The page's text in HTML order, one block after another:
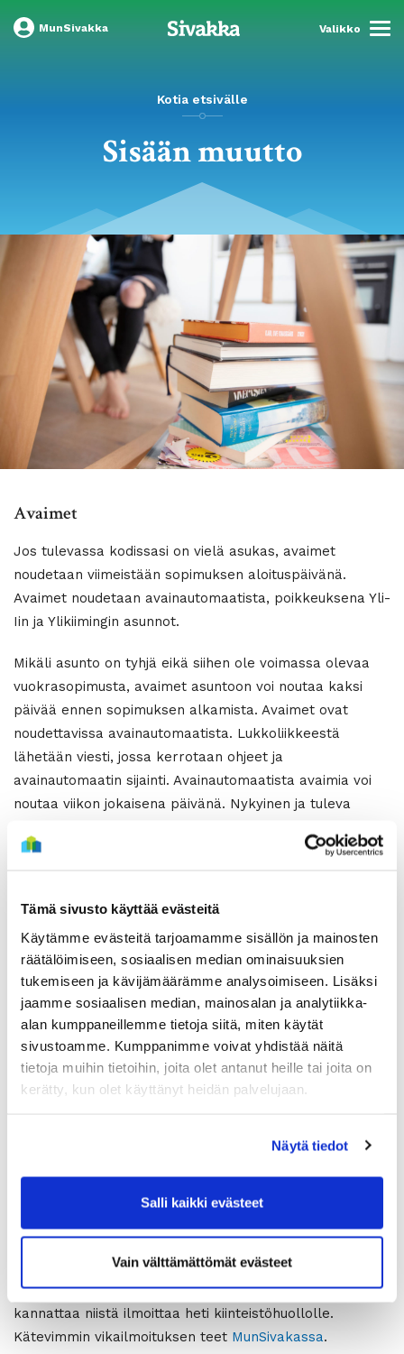
Tämä sivusto käyttää evästeitä
Käytämme evästeitä tarjoamamme sisällön ja mainosten
räätälöimiseen, sosiaalisen median ominaisuuksien
tukemiseen ja kävijämäärämme analysoimiseen. Lisäksi
jaamme sosiaalisen median, mainosalan ja analytiikka-
alan kumppaneillemme tietoja siitä, miten käytät
sivustoamme. Kumppanimme voivat yhdistää näitä
tietoja muihin tietoihin, joita olet antanut heille tai joita on
kerätty, kun olet käyttänyt heidän palvelujaan.
Näytä tiedot
Salli kaikki evästeet
Vain välttämättömät evästeet
MunSivakka Valikko
Kotia etsivälle
Sisään muutto
Avaimet
Jos tulevassa kodissasi on vielä asukas, avaimet
noudetaan viimeistään sopimuksen aloituspäivänä.
Avaimet noudetaan avainautomaatista, poikkeuksena Yli-
Iin ja Ylikiimingin asunnot.
Mikäli asunto on tyhjä eikä siihen ole voimassa olevaa
vuokrasopimusta, avaimet asuntoon voi noutaa kaksi
päivää ennen sopimuksen alkamista. Avaimet ovat
noudettavissa avainautomaatista. Lukkoliikkeestä
lähetään viesti, jossa kerrotaan ohjeet ja
avainautomaatin sijainti. Avainautomaatista avaimia voi
noutaa viikon jokaisena päivänä. Nykyinen ja tuleva
luovutuksesta, asiasta pitää nykyisen asukkaan ilmoittaa
Mikäli vaihdat asuntoa Sivakalla, huomioithan, että
avainten palautus ja avainten nouto tapahtuvat eri
koodeilla avainautomaattiin (mahdollisesti myös eri
automaatteihin). Tarkista aina avainten palautus- ja
noutotiedot lukkoliikkeen viestistä.
Upouusiin tai peruskorjattuihin asuntoihin ensimmäisenä
muuttavat asukkaat saavat avaimensa erillisessä
Asunnossa ongelmia?
Jos huomaat asunnossasi jonkin vian tai puutteen,
kannattaa niistä ilmoittaa heti kiinteistöhuollolle.
Kätevimmin vikailmoituksen teet MunSivakassa.